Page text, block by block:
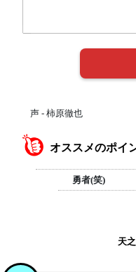
声 - 柿原徹也
オススメのポイ
勇者(笑)
天